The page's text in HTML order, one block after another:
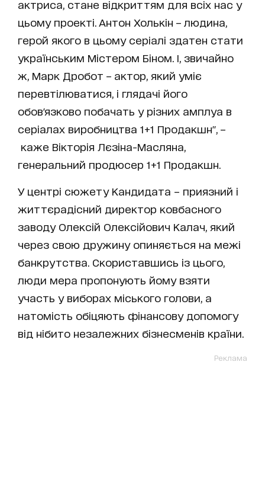
актриса, стане відкриттям для всіх нас у
цьому проекті. Антон Холькін – людина,
герой якого в цьому серіалі здатен стати
українським Містером Біном. І, звичайно
ж, Марк Дробот – актор, який уміє
перевтілюватися, і глядачі його
обов'язково побачать у різних амплуа в
серіалах виробництва 1+1 Продакшн", –
каже Вікторія Лєзіна-Масляна,
генеральний продюсер 1+1 Продакшн.
У центрі сюжету Кандидата – приязний і
життєрадісний директор ковбасного
заводу Олексій Олексійович Калач, який
через свою дружину опиняється на межі
банкрутства. Скориставшись із цього,
люди мера пропонують йому взяти
участь у виборах міського голови, а
натомість обіцяють фінансову допомогу
від нібито незалежних бізнесменів країни.
Реклама